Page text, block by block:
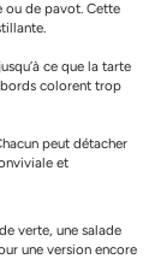
ou de pavot. Cette
ce que la tarte
colorent trop
peut détacher
et
verte, une salade
une version encore